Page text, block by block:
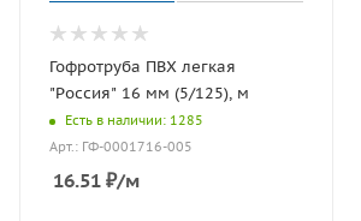
Гофротруба ПВХ легкая
"Россия" 16 мм (5/125), м
Есть в наличии: 1285
Арт.: ГФ-0001716-005
16.51₽/м